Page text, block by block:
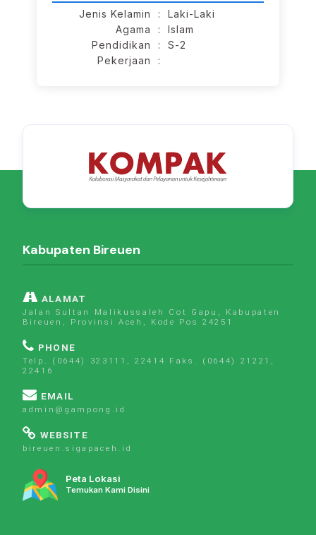
Jenis Kelamin : Laki-Laki
Agama : Islam
Pendidikan : S-2
Pekerjaan :
Kabupaten Bireuen
ALAMAT
Jalan Sultan Malikussaleh Cot Gapu, Kabupaten
Bireuen, Provinsi Aceh, Kode Pos 24251
PHONE
Telp. (0644) 323111, 22414 Faks. (0644) 21221,
22416
EMAIL
admin@gampong.id
WEBSITE
bireuen.sigapaceh.id
Peta Lokasi
Temukan Kami Disini